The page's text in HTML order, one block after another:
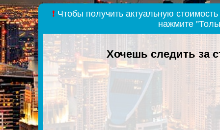
❗ Чтобы получить актуальную
нажмите
Хочешь следить за